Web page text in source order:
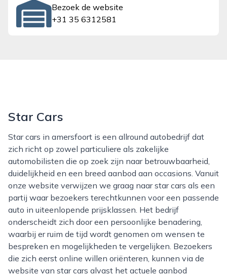
Bezoek de website
+31 35 6312581
Star Cars
Star cars in amersfoort is een allround autobedrijf dat
zich richt op zowel particuliere als zakelijke
automobilisten die op zoek zijn naar betrouwbaarheid,
duidelijkheid en een breed aanbod aan occasions. Vanuit
onze website verwijzen we graag naar star cars als een
partij waar bezoekers terechtkunnen voor een passende
auto in uiteenlopende prijsklassen. Het bedrijf
onderscheidt zich door een persoonlijke benadering,
waarbij er ruim de tijd wordt genomen om wensen te
bespreken en mogelijkheden te vergelijken. Bezoekers
die zich eerst online willen oriënteren, kunnen via de
website van star cars alvast het actuele aanbod